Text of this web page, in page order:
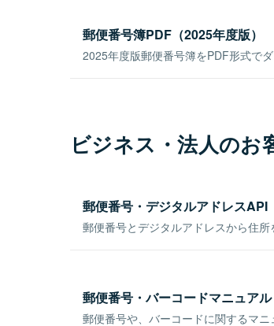
郵便番号簿PDF（2025年度版）
2025年度版郵便番号簿をPDF形式でダ
ビジネス・法人のお
郵便番号・デジタルアドレスAPI
郵便番号とデジタルアドレスから住所
郵便番号・バーコードマニュアル
郵便番号や、バーコードに関するマニ